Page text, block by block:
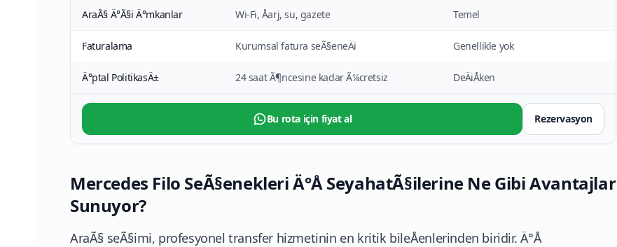
AraÃ§ Ä°Ã§i Ä°mkanlar Wi-Fi, Åarj, su, gazete Temel
Faturalama Kurumsal fatura seÃ§eneÄi Genellikle yok
Ä°ptal PolitikasÄ± 24 saat Ã¶ncesine kadar Ã¼cretsiz DeÄiÅken
Bu rota için fiyat al Rezervasyon
Mercedes Filo SeÃ§enekleri Ä°Å SeyahatÃ§ilerine Ne Gibi Avantajlar
Sunuyor?
AraÃ§ seÃ§imi, profesyonel transfer hizmetinin en kritik bileÅenlerinden biridir. Ä°Å